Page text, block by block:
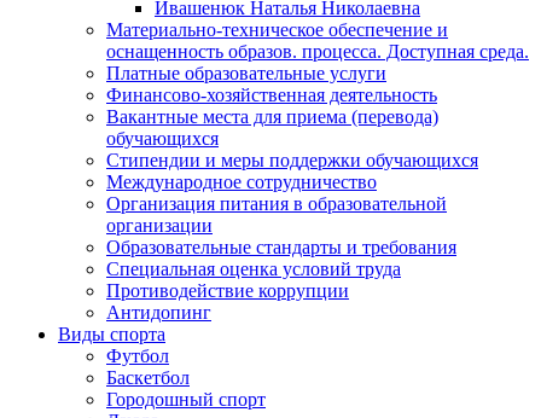
Ивашенюк Наталья Николаевна
Материально-техническое обеспечение и
оснащенность образов. процесса. Доступная среда.
Платные образовательные услуги
Финансово-хозяйственная деятельность
Вакантные места для приема (перевода)
обучающихся
Стипендии и меры поддержки обучающихся
Международное сотрудничество
Организация питания в образовательной
организации
Образовательные стандарты и требования
Специальная оценка условий труда
Противодействие коррупции
Антидопинг
Виды спорта
Футбол
Баскетбол
Городошный спорт